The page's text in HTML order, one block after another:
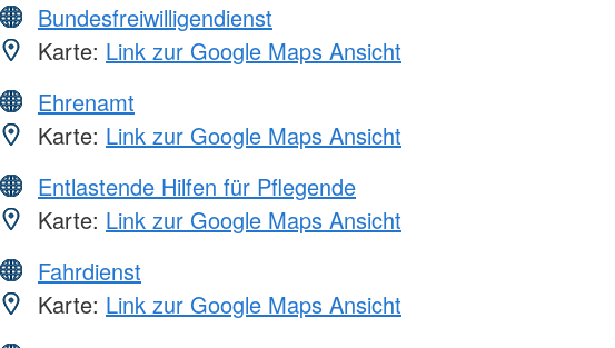
Bundesfreiwilligendienst
Karte: Link zur Google Maps Ansicht
Ehrenamt
Karte: Link zur Google Maps Ansicht
Entlastende Hilfen für Pflegende
Karte: Link zur Google Maps Ansicht
Fahrdienst
Karte: Link zur Google Maps Ansicht